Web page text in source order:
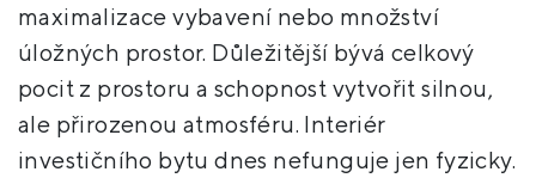
maximalizace vybavení nebo množství
úložných prostor. Důležitější bývá celkový
pocit z prostoru a schopnost vytvořit silnou,
ale přirozenou atmosféru. Interiér
investičního bytu dnes nefunguje jen fyzicky.